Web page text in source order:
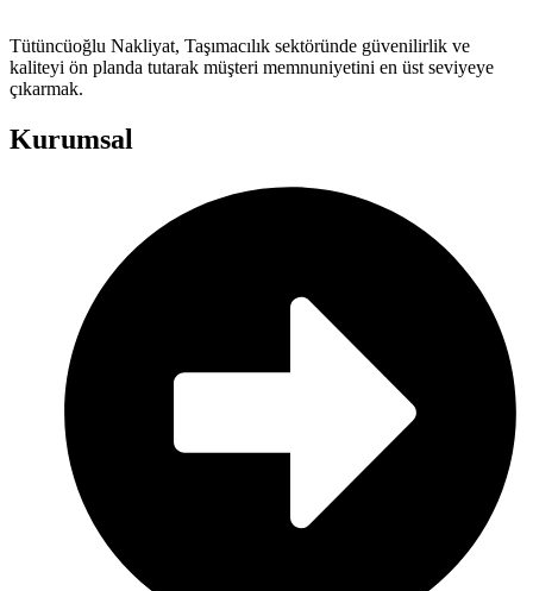
Tütüncüoğlu Nakliyat, Taşımacılık sektöründe güvenilirlik ve
kaliteyi ön planda tutarak müşteri memnuniyetini en üst seviyeye
çıkarmak.
Kurumsal